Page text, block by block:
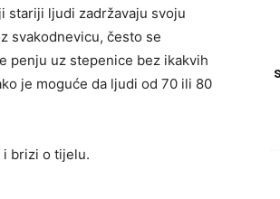
stariji ljudi zadržavaju svoju
svakodnevicu, često se
penju uz stepenice bez ikakvih
je moguće da ljudi od 70 ili 80
brizi o tijelu.